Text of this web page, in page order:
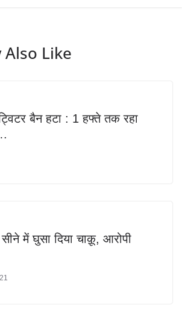
Also Like
बैन हटा : 1 हफ्ते तक रहा
में घुसा दिया चाक़ू, आरोपी